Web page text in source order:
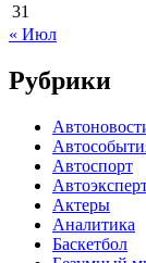
31
« Июл
Рубрики
Автоспорт
Актеры
Аналитика
Баскетбол